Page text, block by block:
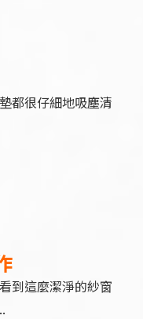
都很仔細地吸塵清
到這麼潔淨的紗窗